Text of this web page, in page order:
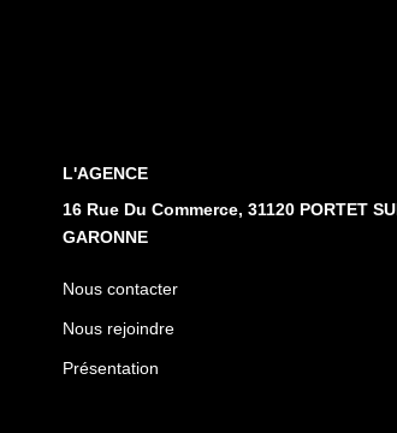
L'AGENCE
16 Rue Du Commerce, 31120 PORTET
GARONNE
Nous contacter
Nous rejoindre
Présentation